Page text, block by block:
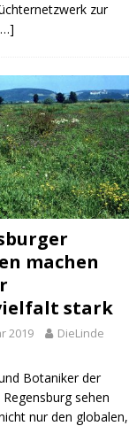
zur
machen
stark
2019
DieLinde
Botaniker der
sehen
nur den globalen,